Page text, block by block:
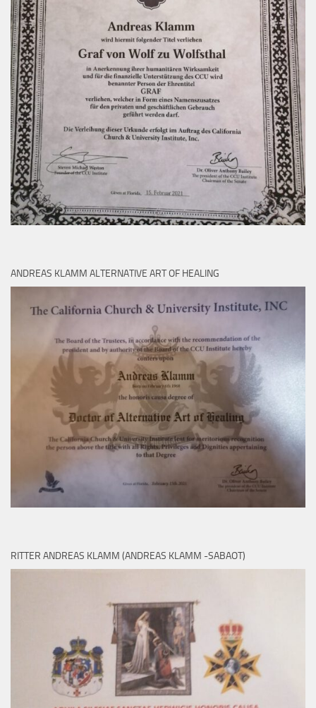
ANDREAS KLAMM ALTERNATIVE ART OF HEALING
RITTER ANDREAS KLAMM (ANDREAS KLAMM -SABAOT)